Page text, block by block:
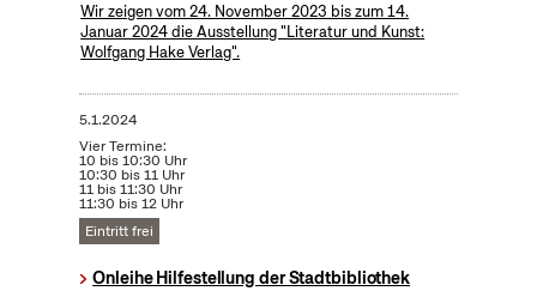
Wir zeigen vom 24. November 2023 bis zum 14.
Januar 2024 die Ausstellung "Literatur und Kunst:
Wolfgang Hake Verlag".
5.1.2024
Vier Termine:
10 bis 10:30 Uhr
10:30 bis 11 Uhr
11 bis 11:30 Uhr
11:30 bis 12 Uhr
Eintritt frei
Onleihe Hilfestellung der Stadtbibliothek